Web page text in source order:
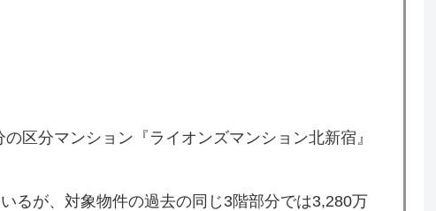
区分マンション『ライオンズマンション北新宿』
るが、対象物件の過去の同じ3階部分では3,280万